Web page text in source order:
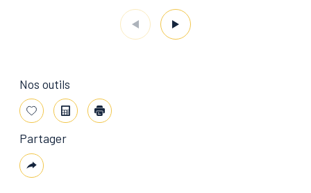
Nos outils
SélectionnerCalculatriceImprimer
Partager
Plus
de